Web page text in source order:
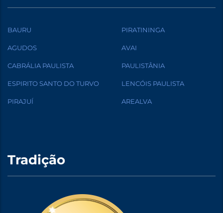
BAURU PIRATININGA
AGUDOS AVAI
CABRÁLIA PAULISTA PAULISTÂNIA
ESPIRITO SANTO DO TURVO LENCÓIS PAULISTA
PIRAJUÍ AREALVA
Tradição